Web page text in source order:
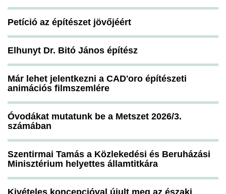
Petíció az építészet jövőjéért
Elhunyt Dr. Bitó János építész
Már lehet jelentkezni a CAD'oro építészeti
animációs filmszemlére
Óvodákat mutatunk be a Metszet 2026/3.
számában
Szentirmai Tamás a Közlekedési és Beruházási
Minisztérium helyettes államtitkára